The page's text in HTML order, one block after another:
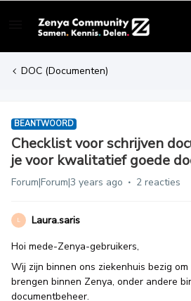
DOC (Documenten)
BEANTWOORD
Checklist voor schrijven
je voor kwalitatief goede
Forum|Forum|3 years ago 2 reacties
L
Laura.saris
Hoi mede-Zenya-gebruikers,
Wij zijn binnen ons ziekenhuis bezig
brengen binnen Zenya, onder andere
documentbeheer.